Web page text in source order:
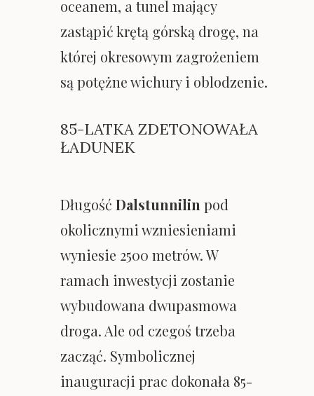
oceanem, a tunel mający
zastąpić krętą górską drogę, na
której okresowym zagrożeniem
są potężne wichury i oblodzenie.
85-LATKA ZDETONOWAŁA
ŁADUNEK
Długość Dalstunnilin pod
okolicznymi wzniesieniami
wyniesie 2500 metrów. W
ramach inwestycji zostanie
wybudowana dwupasmowa
droga. Ale od czegoś trzeba
zacząć. Symbolicznej
inauguracji prac dokonała 85-